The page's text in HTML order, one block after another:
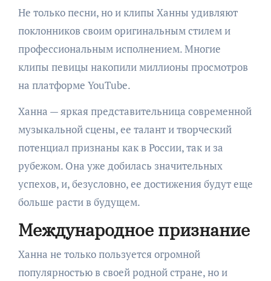
Не только песни, но и клипы Ханны удивляют
поклонников своим оригинальным стилем и
профессиональным исполнением. Многие
клипы певицы накопили миллионы просмотров
на платформе YouTube.
Ханна — яркая представительница современной
музыкальной сцены, ее талант и творческий
потенциал признаны как в России, так и за
рубежом. Она уже добилась значительных
успехов, и, безусловно, ее достижения будут еще
больше расти в будущем.
Международное признание
Ханна не только пользуется огромной
популярностью в своей родной стране, но и